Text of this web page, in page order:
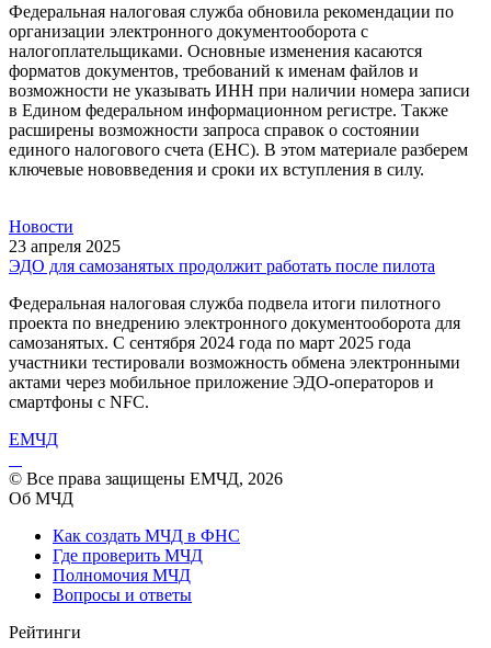
Федеральная налоговая служба обновила рекомендации по
организации электронного документооборота с
налогоплательщиками. Основные изменения касаются
форматов документов, требований к именам файлов и
возможности не указывать ИНН при наличии номера записи
в Едином федеральном информационном регистре. Также
расширены возможности запроса справок о состоянии
единого налогового счета (ЕНС). В этом материале разберем
ключевые нововведения и сроки их вступления в силу.
Новости
23 апреля 2025
ЭДО для самозанятых продолжит работать после пилота
Федеральная налоговая служба подвела итоги пилотного
проекта по внедрению электронного документооборота для
самозанятых. С сентября 2024 года по март 2025 года
участники тестировали возможность обмена электронными
актами через мобильное приложение ЭДО-операторов и
смартфоны с NFC.
ЕМЧД
© Все права защищены ЕМЧД, 2026
Об МЧД
Как создать МЧД в ФНС
Где проверить МЧД
Полномочия МЧД
Вопросы и ответы
Рейтинги